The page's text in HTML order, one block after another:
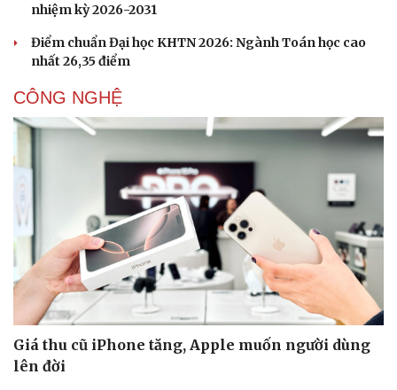
Ăn sạch sống khỏe
nhiệm kỳ 2026-2031
Điểm chuẩn Đại học KHTN 2026: Ngành Toán học cao
nhất 26,35 điểm
CÔNG NGHỆ
Giá thu cũ iPhone tăng, Apple muốn người dùng
lên đời